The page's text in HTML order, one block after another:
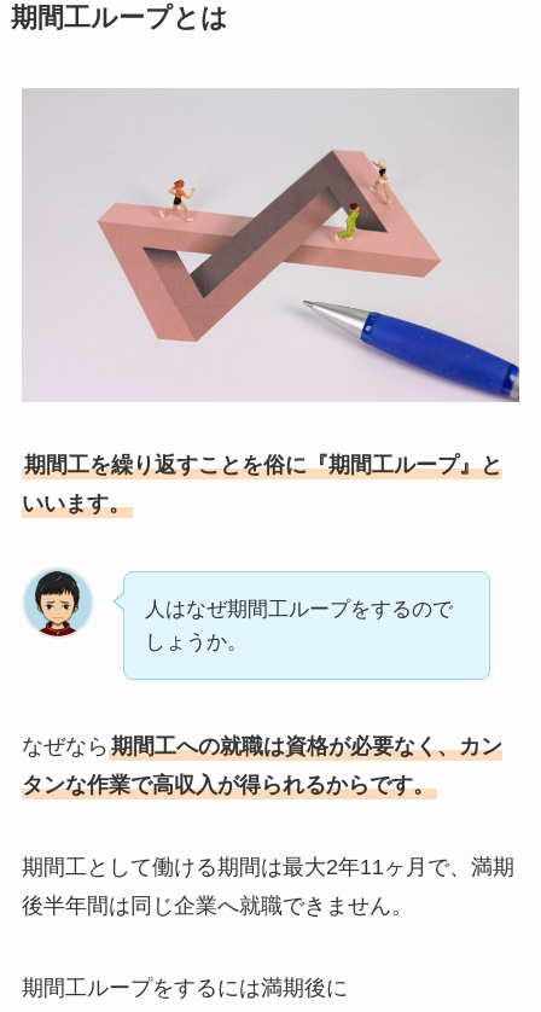
期間工ループとは
期間工を繰り返すことを俗に『期間工ループ』と
いいます。
人はなぜ期間工ループをするので
しょうか。
なぜなら 期間工への就職は資格が必要なく、カン
タンな作業で高収入が得られるからです。
期間工として働ける期間は最大2年11ヶ月で、満期
後半年間は同じ企業へ就職できません。
期間工ループをするには満期後に